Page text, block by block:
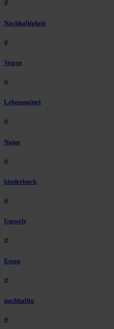
#
Nachhaltigkeit
#
Vegan
#
Lebensmittel
#
Natur
#
kinderbuch
#
Umwelt
#
Essen
#
nachhaltig
#